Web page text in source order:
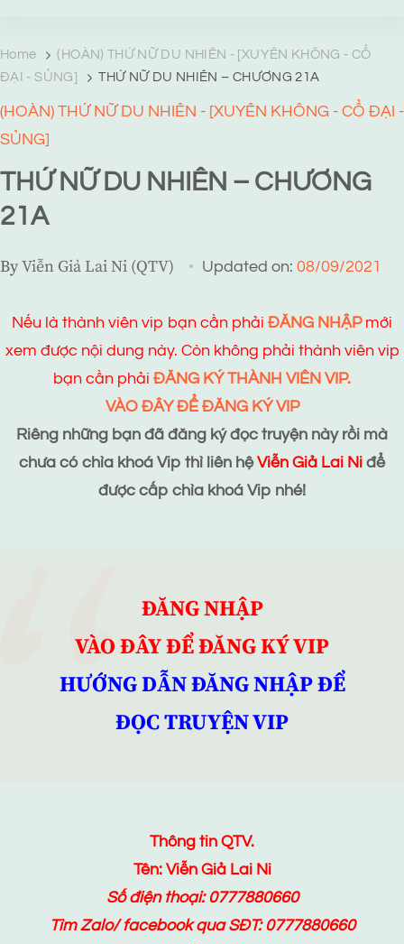
Home
(HOÀN) THỨ NỮ DU NHIÊN - [XUYÊN KHÔNG - CỔ
ĐẠI - SỦNG]
THỨ NỮ DU NHIÊN – CHƯƠNG 21A
(HOÀN) THỨ NỮ DU NHIÊN - [XUYÊN KHÔNG - CỔ ĐẠI -
SỦNG]
THỨ NỮ DU NHIÊN – CHƯƠNG
21A
ByViễn Giả Lai Ni (QTV) Updated on: 08/09/2021
Nếu là thành viên vip bạn cần phải ĐĂNG NHẬPmới
xem được nội dung này. Còn không phải thành viên vip
bạn cần phải ĐĂNG KÝ THÀNH VIÊN VIP.
VÀO ĐÂY ĐỂ ĐĂNG KÝ VIP
Riêng những bạn đã đăng ký đọc truyện này rồi mà
chưa có chìa khoá Vip thì liên hệViễn Giả Lai Ni để
được cấp chìa khoá Vip nhé!
ĐĂNG NHẬP
VÀO ĐÂY ĐỂ ĐĂNG KÝ VIP
HƯỚNG DẪN ĐĂNG NHẬP ĐỂ
ĐỌC TRUYỆN VIP
Thông tin QTV.
Tên: Viễn Giả Lai Ni
Số điện thoại: 0777880660
Tìm Zalo/ facebook qua SĐT: 0777880660